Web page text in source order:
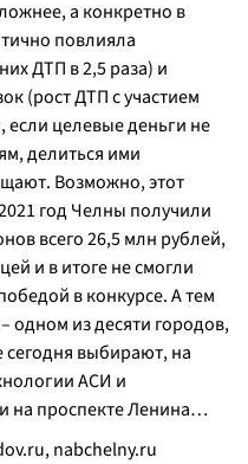
а конкретно в
повлияла
ДТП в 2,5 раза) и
(рост ДТП с участием
если целевые деньги не
делиться ими
Возможно, этот
год Челны получили
всего 26,5 млн рублей,
и в итоге не смогли
в конкурсе. А тем
одном из десяти городов,
выбирают, на
АСИ и
на проспекте Ленина…
nabchelny.ru